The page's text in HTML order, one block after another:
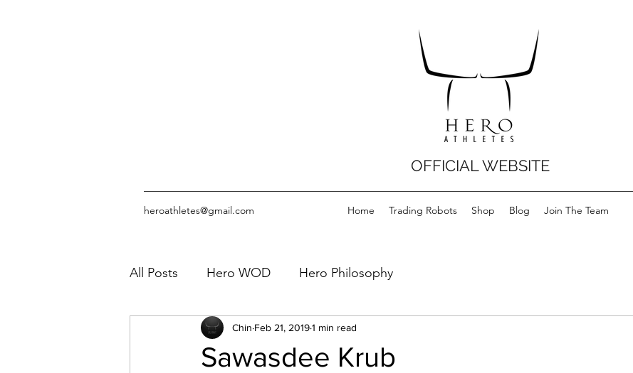
OFFICIAL WEBSITE
heroathletes@gmail.com Home Trading Robots Shop Blog Join The Team
All Posts Hero WOD Hero Philosophy
Sawasdee Krub
Chin Feb 21, 20191 min read